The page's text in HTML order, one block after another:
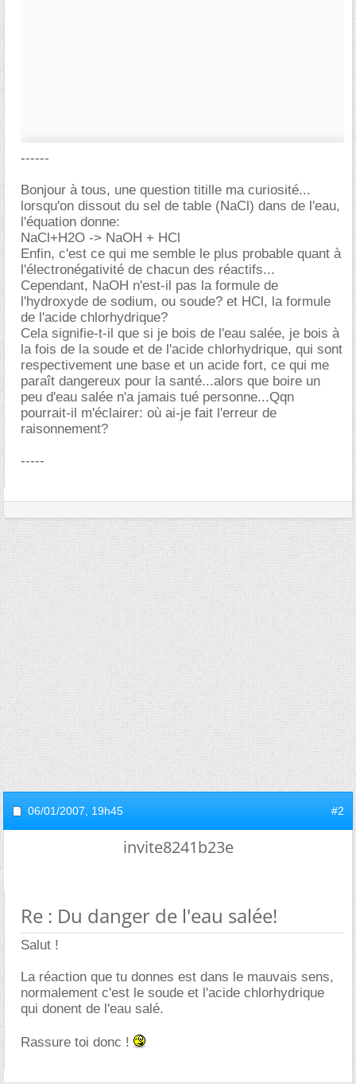
------
Bonjour à tous, une question titille ma curiosité...
lorsqu'on dissout du sel de table (NaCl) dans de l'eau,
l'équation donne:
NaCl+H2O -> NaOH + HCl
Enfin, c'est ce qui me semble le plus probable quant à
l'électronégativité de chacun des réactifs...
Cependant, NaOH n'est-il pas la formule de
l'hydroxyde de sodium, ou soude? et HCl, la formule
de l'acide chlorhydrique?
Cela signifie-t-il que si je bois de l'eau salée, je bois à
la fois de la soude et de l'acide chlorhydrique, qui sont
respectivement une base et un acide fort, ce qui me
paraît dangereux pour la santé...alors que boire un
peu d'eau salée n'a jamais tué personne...Qqn
pourrait-il m'éclairer: où ai-je fait l'erreur de
raisonnement?
-----
06/01/2007, 19h45 #2
invite8241b23e
Re : Du danger de l'eau salée!
Salut !
La réaction que tu donnes est dans le mauvais sens,
normalement c'est le soude et l'acide chlorhydrique
qui donent de l'eau salé.
Rassure toi donc !